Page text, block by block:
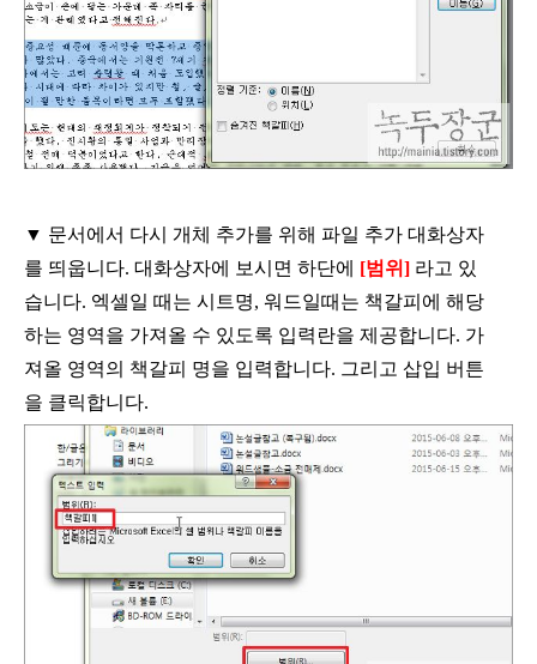
▼ 문서에서 다시 개체 추가를 위해 파일 추가 대화상자
를 띄웁니다. 대화상자에 보시면 하단에 [범위 ] 라고 있
습니다. 엑셀일 때는 시트명, 워드일때는 책갈피에 해당
하는 영역을 가져올 수 있도록 입력란을 제공합니다. 가
져올 영역의 책갈피 명을 입력합니다. 그리고 삽입 버튼
을 클릭합니다.